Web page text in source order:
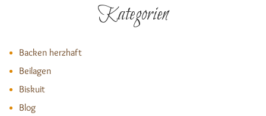
Kategorien
Backen herzhaft
Beilagen
Biskuit
Blog